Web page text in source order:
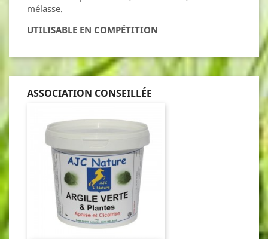
mélasse.
UTILISABLE EN COMPÉTITION
ASSOCIATION CONSEILLÉE